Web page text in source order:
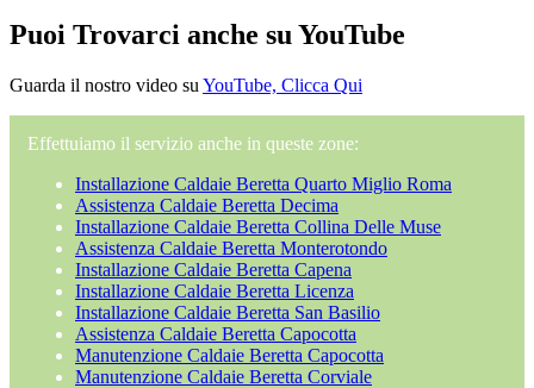
Puoi Trovarci anche su YouTube
Guarda il nostro video su YouTube, Clicca Qui
Effettuiamo il servizio anche in queste zone:
Installazione Caldaie Beretta Quarto Miglio Roma
Assistenza Caldaie Beretta Decima
Installazione Caldaie Beretta Collina Delle Muse
Assistenza Caldaie Beretta Monterotondo
Installazione Caldaie Beretta Capena
Installazione Caldaie Beretta Licenza
Installazione Caldaie Beretta San Basilio
Assistenza Caldaie Beretta Capocotta
Manutenzione Caldaie Beretta Capocotta
Manutenzione Caldaie Beretta Corviale